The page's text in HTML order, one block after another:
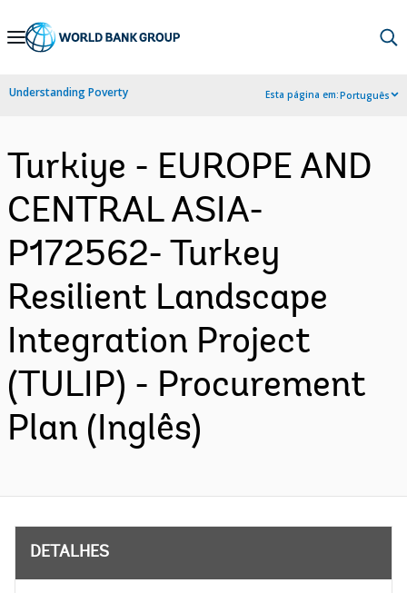
Skip
Navigation
Understanding Poverty Esta página em:Português
Turkiye - EUROPE AND
CENTRAL ASIA-
P172562- Turkey
Resilient Landscape
Integration Project
(TULIP) - Procurement
Plan (Inglês)
DETALHES